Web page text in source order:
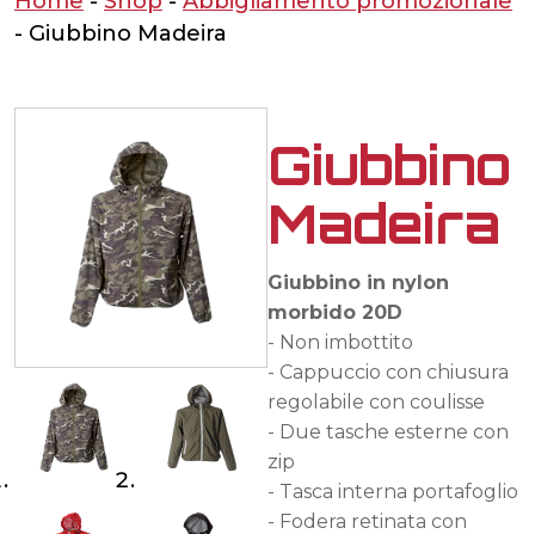
- Giubbino Madeira
Giubbino
Madeira
Giubbino in nylon
morbido 20D
- Non imbottito
- Cappuccio con chiusura
regolabile con coulisse
- Due tasche esterne con
zip
- Tasca interna portafoglio
- Fodera retinata con